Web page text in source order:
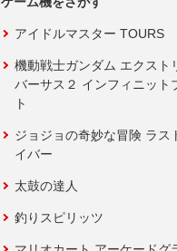
アイドルマスター TOURS
機動戦士ガンダム エクスト
バーサス２ インフィニット
ト
ジョジョの奇妙な冒険 ラス
イバー
太鼓の達人
釣りスピリッツ